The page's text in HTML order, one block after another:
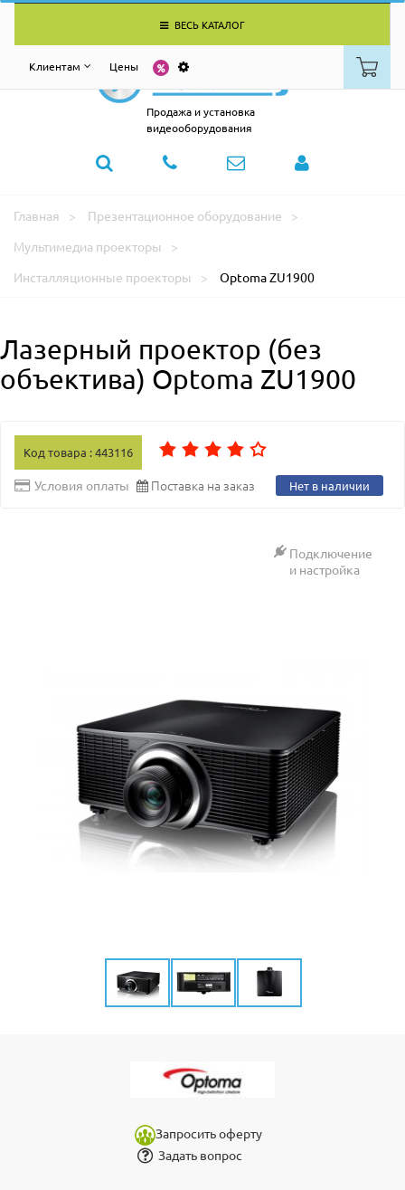
ВЕСЬ КАТАЛОГ
Клиентам Цены
Продажа и установка
видеооборудования
Главная
Презентационное оборудование
Мультимедиа проекторы
Инсталляционные проекторы
Optoma ZU1900
Лазерный проектор (без
объектива) Optoma ZU1900
Код товара : 443116
Условия оплаты Поставка на заказ Нет в наличии
Подключение
и настройка
Запросить оферту
Задать вопрос